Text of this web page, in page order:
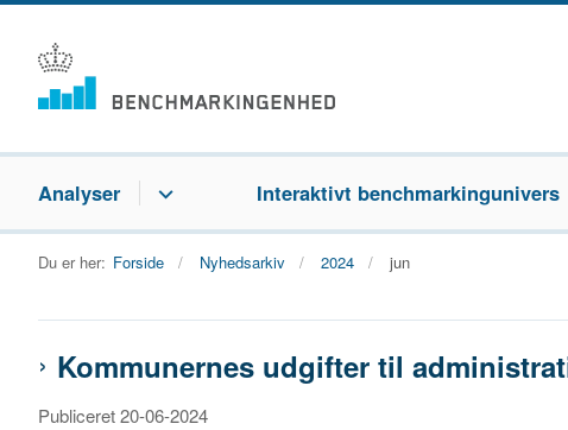
Analyser Interaktivt benchmarkingunivers
Du er her: Forside Nyhedsarkiv 2024 jun
Kommunernes udgifter til
Publiceret 20-06-2024